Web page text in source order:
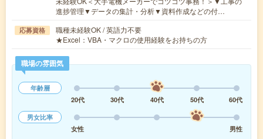
進捗管理▼データの集計・分析▼資料作成などの付…
応募資格
職種未経験OK / 英語力不要
★Excel：VBA・マクロの使用経験をお持ちの方
職場の雰囲気
年齢層
20代
30代 40代 50代
60代
男女比率
女性
男性